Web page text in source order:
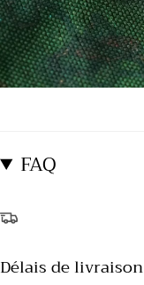
FAQ
Délais de livraison